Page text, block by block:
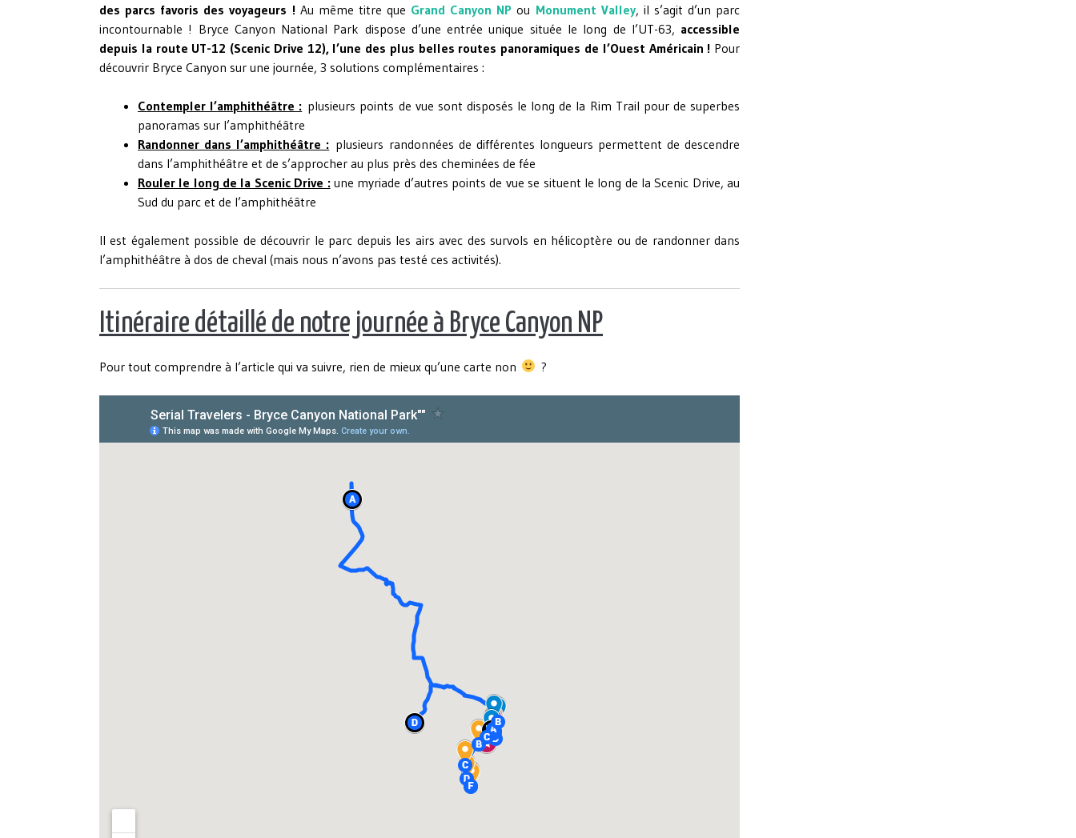
des parcs favoris des voyageurs ! Au même titre que Grand Canyon NP ou Monument Valley, il s’agit d’un parc
incontournable ! Bryce Canyon National Park dispose d’une entrée unique située le long de l’UT-63, accessible
depuis la route UT-12 (Scenic Drive 12), l’une des plus belles routes panoramiques de l’Ouest Américain ! Pour
découvrir Bryce Canyon sur une journée, 3 solutions complémentaires :
Contempler l’amphithéâtre : plusieurs points de vue sont disposés le long de la Rim Trail pour de superbes
panoramas sur l’amphithéâtre
Randonner dans l’amphithéâtre : plusieurs randonnées de différentes longueurs permettent de descendre
dans l’amphithéâtre et de s’approcher au plus près des cheminées de fée
Rouler le long de la Scenic Drive :une myriade d’autres points de vue se situent le long de la Scenic Drive, au
Sud du parc et de l’amphithéâtre
Il est également possible de découvrir le parc depuis les airs avec des survols en hélicoptère ou de randonner dans
l’amphithéâtre à dos de cheval (mais nous n’avons pas testé ces activités).
Itinéraire détaillé de notre journée à Bryce Canyon NP
Pour tout comprendre à l’article qui va suivre, rien de mieux qu’une carte non ?